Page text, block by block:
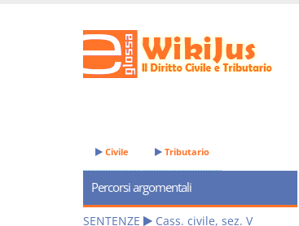
Civile Tributario
Percorsi argomentali
SENTENZE
Cass. civile, sez. V